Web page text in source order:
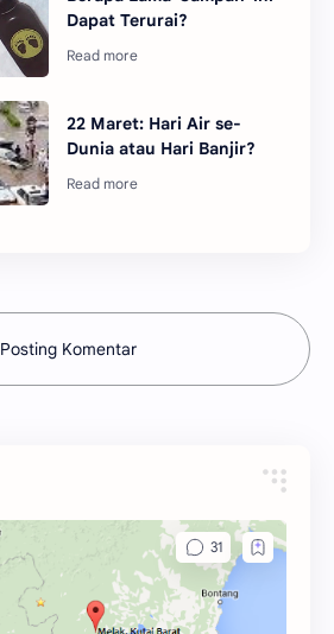
Dapat Terurai?
22 Maret: Hari Air se-
Dunia atau Hari Banjir?
Posting Komentar